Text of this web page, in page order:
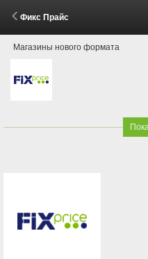
Фикс Прайс
Магазины нового формата